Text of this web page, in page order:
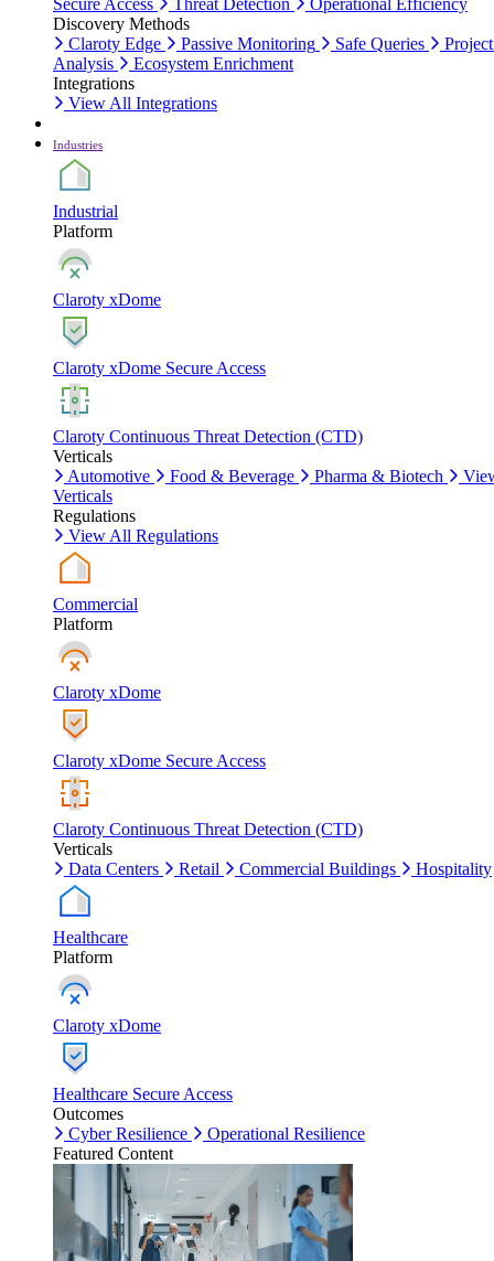
Secure Access
Threat Detection
Operational Efficiency
Discovery Methods
Claroty Edge
Passive Monitoring Safe Queries
Analysis
Ecosystem Enrichment
Integrations
View All Integrations
Industries
Industrial
Platform
Claroty xDome
Claroty xDome Secure Access
Claroty Continuous Threat Detection (CTD)
Verticals
Automotive
Food & Beverage Pharma & Biotech
Verticals
Regulations
View All Regulations
Commercial
Platform
Claroty xDome
Claroty xDome Secure Access
Claroty Continuous Threat Detection (CTD)
Verticals
Data Centers
Retail Commercial Buildings Hospitality
Healthcare
Platform
Claroty xDome
Healthcare Secure Access
Outcomes
Cyber Resilience
Operational Resilience
Featured Content